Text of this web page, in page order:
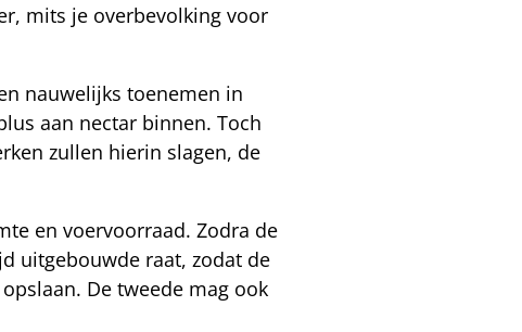
mits je overbevolking voor
nauwelijks toenemen in
aan nectar binnen. Toch
zullen hierin slagen, de
en voervoorraad. Zodra de
uitgebouwde raat, zodat de
De tweede mag ook